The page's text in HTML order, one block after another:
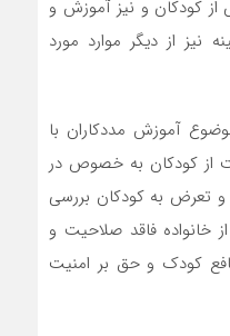
کودکان و نیز آموزش و
نیز از دیگر موارد مورد
آموزش مددکاران با
از کودکان به خصوص در
و تعرض به کودکان بررسی
فاقد صلاحیت و
کودک و حق بر امنیت